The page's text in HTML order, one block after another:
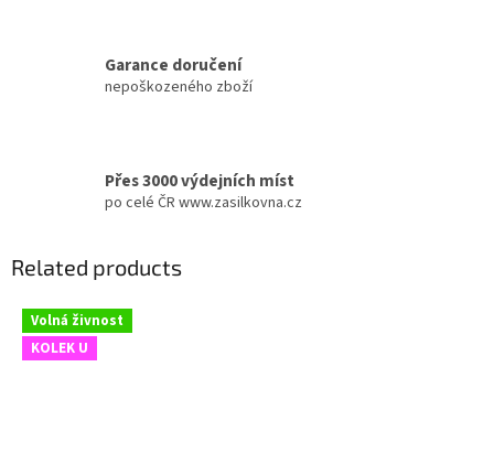
Garance doručení
nepoškozeného zboží
Přes 3000 výdejních míst
po celé ČR www.zasilkovna.cz
Related products
Volná živnost
KOLEK U